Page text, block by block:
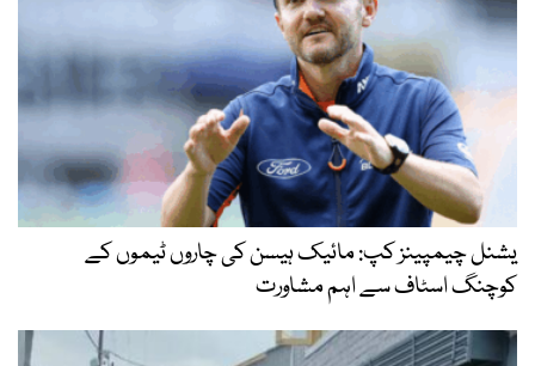
یشنل چیمپینز کپ: مائیک ہیسن کی چاروں ٹیموں کے
کوچنگ اسٹاف سے اہم مشاورت